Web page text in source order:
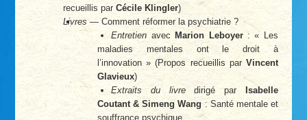
recueillis parCécile Klingler)
Livres — Comment réformer la psychiatrie ?
Entretien avec Marion Leboyer: « Les
maladies mentales ont le droit à
l’innovation » (Propos recueillis parVincent
Glavieux)
Extraits du livredirigé par
Isabelle
Coutant & Simeng Wang : Santé mentale et
souffrance psychique